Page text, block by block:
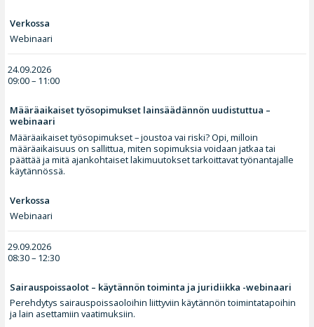
Verkossa
Webinaari
24.09.2026
09:00 – 11:00
Määräaikaiset työsopimukset lainsäädännön uudistuttua –
webinaari
Määräaikaiset työsopimukset – joustoa vai riski? Opi, milloin
määräaikaisuus on sallittua, miten sopimuksia voidaan jatkaa tai
päättää ja mitä ajankohtaiset lakimuutokset tarkoittavat työnantajalle
käytännössä.
Verkossa
Webinaari
29.09.2026
08:30 – 12:30
Sairauspoissaolot – käytännön toiminta ja juridiikka -webinaari
Perehdytys sairauspoissaoloihin liittyviin käytännön toimintatapoihin
ja lain asettamiin vaatimuksiin.